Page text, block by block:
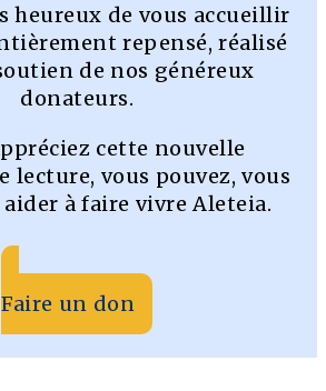
heureux de vous accueillir
repensé, réalisé
de nos généreux
donateurs.
cette nouvelle
lecture, vous pouvez, vous
aider à faire vivre Aleteia.
Faire un don